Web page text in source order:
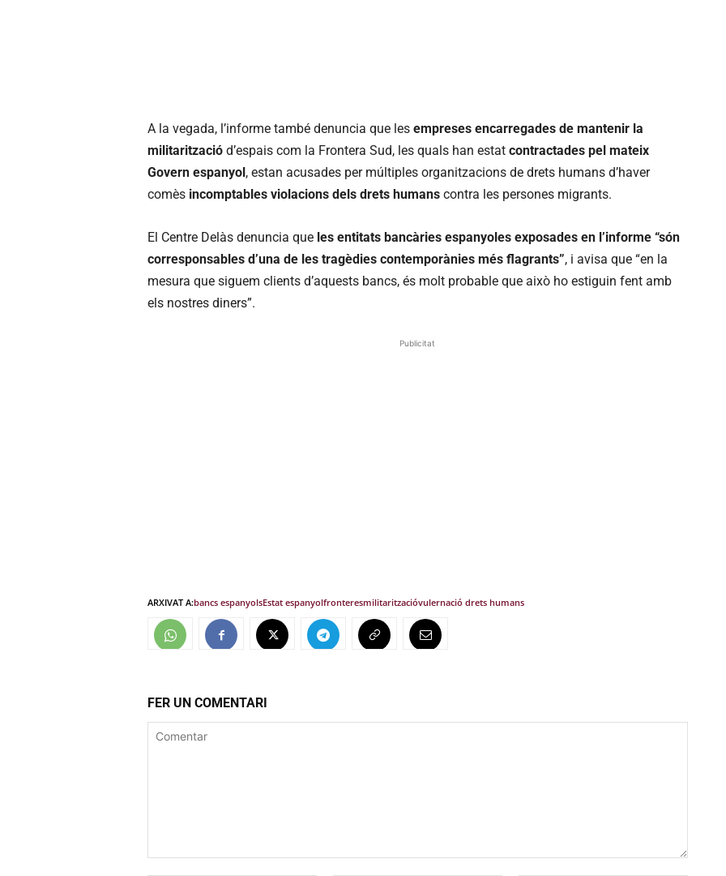
A la vegada, l’informe també denuncia que les empreses encarregades de mantenir la
militarització d’espais com la Frontera Sud, les quals han estat contractades pel mateix
Govern espanyol, estan acusades per múltiples organitzacions de drets humans d’haver
comès incomptables violacions dels drets humans contra les persones migrants.
El Centre Delàs denuncia que les entitats bancàries espanyoles exposades en l’informe “són
corresponsables d’una de les tragèdies contemporànies més flagrants”, i avisa que “en la
mesura que siguem clients d’aquests bancs, és molt probable que això ho estiguin fent amb
els nostres diners”.
Publicitat
ARXIVAT A:bancs espanyolsEstat espanyolfronteresmilitaritzacióvulernació drets humans
FER UN COMENTARI